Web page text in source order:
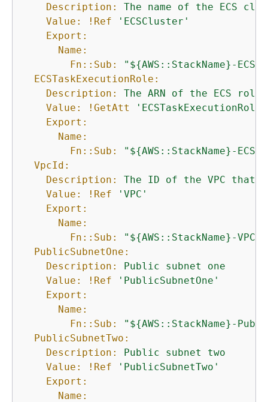
Description:
The name of the ECS
Value:
!Ref
'ECSCluster'
Export:
Name:
Fn::Sub:
"${AWS::StackName}-
ECSTaskExecutionRole:
Description:
The ARN of the ECS
role
Value:
!GetAtt
Export:
Name:
Fn::Sub:
"${AWS::StackName}-
VpcId:
Description:
The ID of the VPC that
Value:
!Ref
'VPC'
Export:
Name:
Fn::Sub:
"${AWS::StackName}-VPC"
PublicSubnetOne:
Description:
Public subnet
one
Value:
!Ref
'PublicSubnetOne'
Export:
Name:
Fn::Sub:
"${AWS::StackName}-
PublicSubnetTwo:
Description:
Public subnet
two
Value:
!Ref
'PublicSubnetTwo'
Export:
Name: